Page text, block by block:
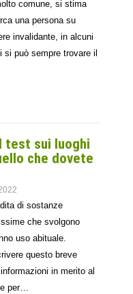
comune, si stima
una persona su
invalidante, in alcuni
può sempre trovare il
test sui luoghi
che dovete
di sostanze
che svolgono
uso abituale.
questo breve
in merito al
per…